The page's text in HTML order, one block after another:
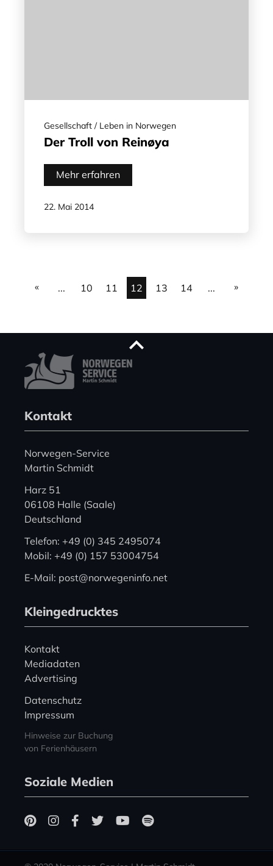
Gesellschaft / Leben in Norwegen
Der Troll von Reinøya
Mehr erfahren
22. Mai 2014
« ... 10 11 12 13 14 ... »
Kontakt
Norwegen-Service
Martin Schmidt
Harz 51
06108 Halle (Saale)
Deutschland
Telefon: +49 (0) 345 2495074
Mobil: +49 (0) 157 53004754
E-Mail: post@norwegeninfo.net
Kleingedrucktes
Kontakt
Mediadaten
Advertising
Datenschutz
Impressum
Hinweise zur Buchung
von Ferienhäusern
Soziale Medien